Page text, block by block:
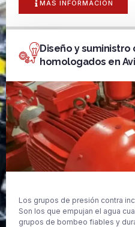
MAS INFORMACIÓN
Diseño y
homologados en
Los grupos de presión contra
Son los que empujan el agua
grupos de bombeo fiables y